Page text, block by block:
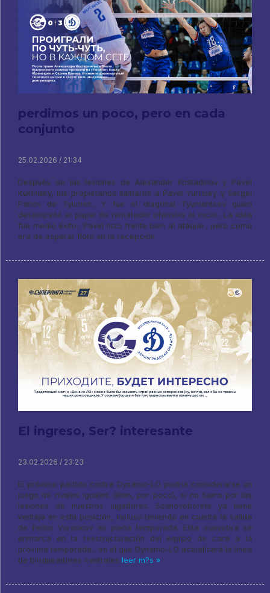
perdimos un poco, pero en cada
conjunto
25.02.2026 / 21:34
Después de las lesiones de Alexander Kostadinov y Pavel
Kuklinsky, los propietarios llamaron a Pavel Yurinsky y Sergei
Panov de Tyumen.. Y fue el diagonal Tyumentsev quien
desempeñó el papel de rematador ofensivo al inicio.. La idea
fue medio éxito.: Pavel hizo frente bien al ataque., pero como
era de esperar flotó en la recepción.
El ingreso, Ser? interesante
23.02.2026 / 23:23
El próximo partido contra Dynamo-LO podría considerarse un
juego de rivales iguales (Bien, por poco), si no fuera por las
lesiones de nuestros jugadores. Sosnovoborets ya tiene
ventaja en esta posición, incluso teniendo en cuenta la salida
de Fedor Voronkov en plena temporada. Esta maniobra se
enmarca en la reestructuración del equipo de cara a la
próxima temporada., en el que Dynamo-LO actualizará la línea
de bloqueadores centrales leer m?s »